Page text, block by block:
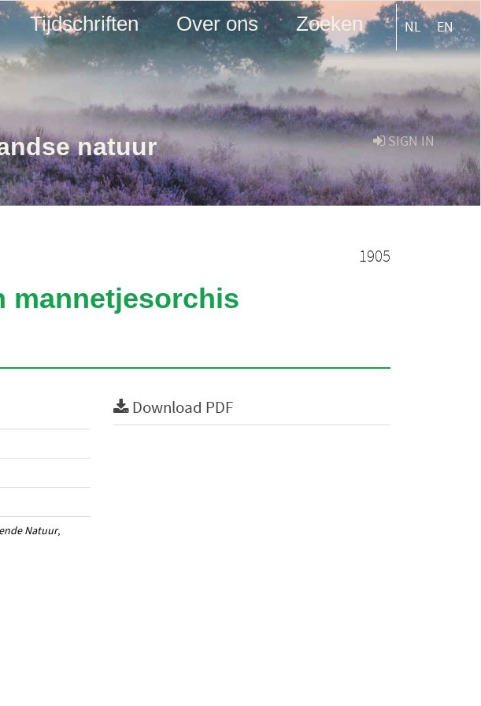
Tijdschriften Over ons Zoeken NL EN
SIGN IN
natuur
1905
mannetjesorchis
Natuur,
Download PDF